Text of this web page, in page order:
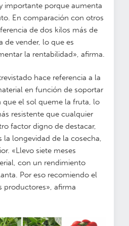
importante porque aumenta
En comparación con otros
de dos kilos más de
de vender, lo que es
la rentabilidad», afirma.
hace referencia a la
en función de soportar
que el sol queme la fruta, lo
resistente que cualquier
factor digno de destacar,
la longevidad de la cosecha,
«Llevo siete meses
con un rendimiento
Por eso recomiendo el
productores», afirma